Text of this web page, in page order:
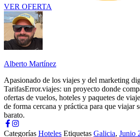
VER OFERTA
Alberto Martínez
Apasionado de los viajes y del marketing
TarifasError.viajes: un proyecto donde
ofertas de vuelos, hoteles y paquetes de
de forma cercana y práctica para que viajar
barato.
Categorías Hoteles Etiquetas Galicia, Junio